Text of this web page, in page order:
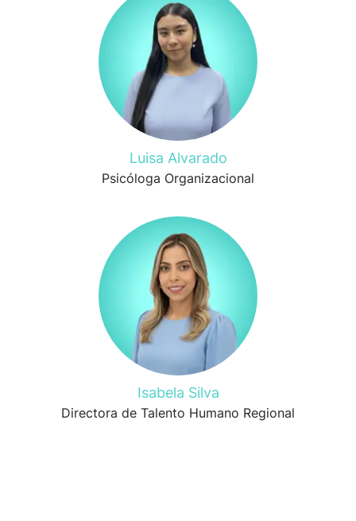
Luisa Alvarado
Psicóloga Organizacional
Isabela Silva
Directora de Talento Humano Regional